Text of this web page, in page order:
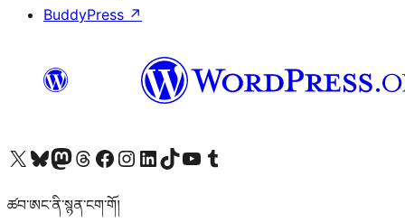
BuddyPress ↗
Visit our X (formerly Twitter) account
Visit our Bluesky account
Visit our Mastodon account
Visit our Threads account
Visit our Facebook page
Visit our Instagram account
Visit our LinkedIn account
Visit our TikTok account
Visit our YouTube channel
Visit our Tumblr account
ཚབ་ཨང་ནི་སྙན་ངག་གོ།